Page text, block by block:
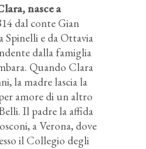
nasce a
dal conte Gian
Spinelli e da Ottavia
dalla famiglia
Quando Clara
la madre lascia la
amore di un altro
Il padre la affida
a Verona, dove
il Collegio degli